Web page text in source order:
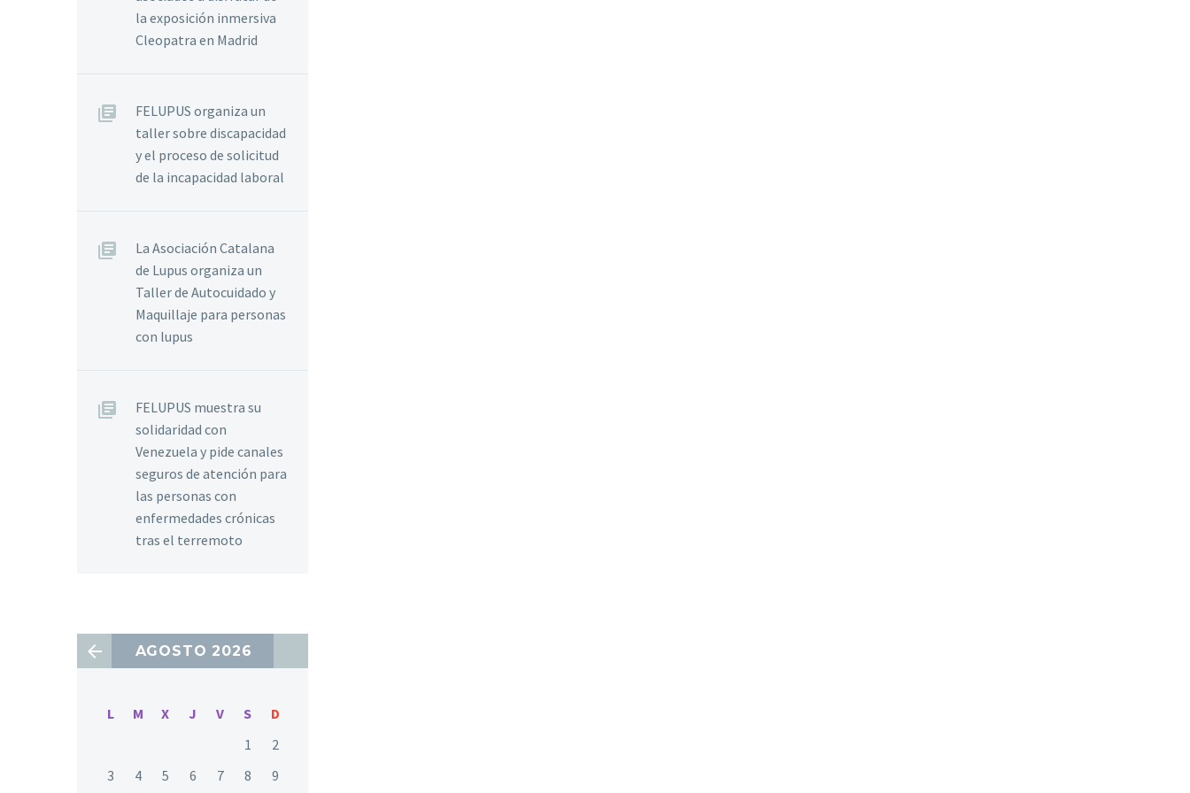
la exposición inmersiva
Cleopatra en Madrid
FELUPUS organiza un
taller sobre discapacidad
y el proceso de solicitud
de la incapacidad laboral
La Asociación Catalana
de Lupus organiza un
Taller de Autocuidado y
Maquillaje para personas
con lupus
FELUPUS muestra su
solidaridad con
Venezuela y pide canales
seguros de atención para
las personas con
enfermedades crónicas
tras el terremoto
AGOSTO 2026
L M X J V S
D
1
2
3
4 5 6 7 8 9